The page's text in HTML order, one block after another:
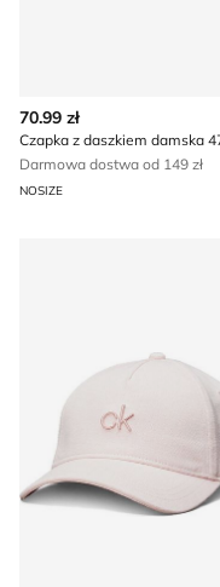
70.99 zł
Darmowa dostwa od 149 zł
NOSIZE